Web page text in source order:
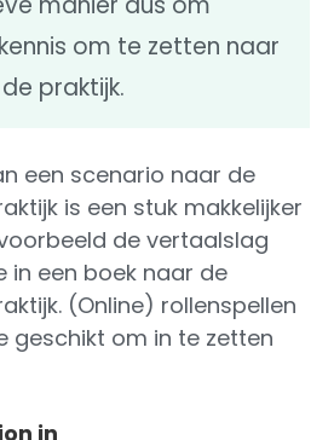
om te zetten naar
de praktijk.
een scenario naar de
is een stuk makkelijker
de vertaalslag
in een boek naar de
(Online) rollenspellen
geschikt om in te zetten
in